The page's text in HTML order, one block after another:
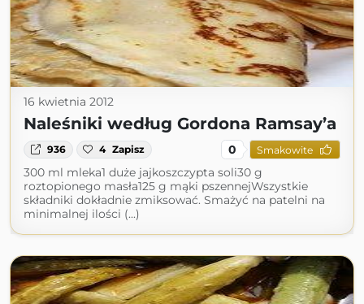
16 kwietnia 2012
Naleśniki według Gordona Ramsay’a
936 4 Zapisz 0 Smakowite
300 ml mleka1 duże jajkoszczypta soli30 g
roztopionego masła125 g mąki pszennejWszystkie
składniki dokładnie zmiksować. Smażyć na patelni na
minimalnej ilości (...)